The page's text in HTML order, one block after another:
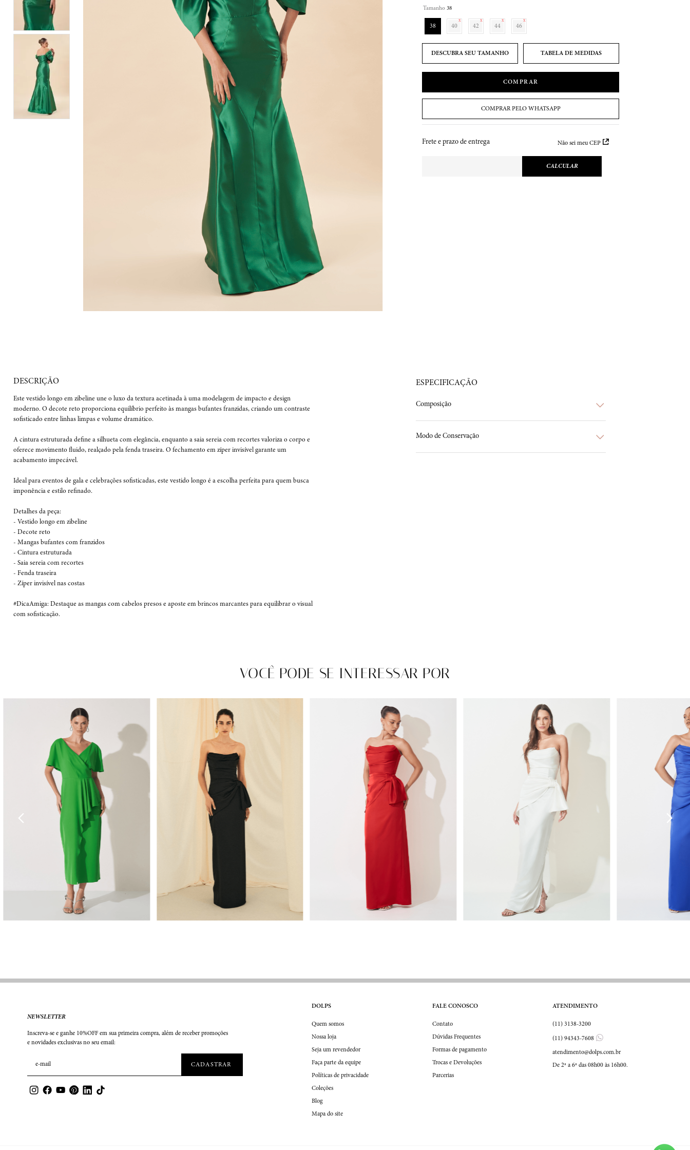
Tamanho 38
38 40 42 44 46
TABELA DE MEDIDAS
COMPRAR
COMPRAR PELO WHATSAPP
Frete e prazo de entrega Não sei meu CEP
Este vestido longo em zibeline une o luxo da textura acetinada à uma modelagem de impacto e design
moderno. O decote reto proporciona equilíbrio perfeito às mangas bufantes franzidas, criando um contraste
sofisticado entre linhas limpas e volume dramático.
A cintura estruturada define a silhueta com elegância, enquanto a saia sereia com recortes valoriza o corpo e
oferece movimento fluido, realçado pela fenda traseira. O fechamento em zíper invisível garante um
acabamento impecável.
Ideal para eventos de gala e celebrações sofisticadas, este vestido longo é a escolha perfeita para quem busca
imponência e estilo refinado.
Detalhes da peça:
- Vestido longo em zibeline
- Decote reto
- Mangas bufantes com franzidos
- Cintura estruturada
- Saia sereia com recortes
- Fenda traseira
- Zíper invisível nas costas
#DicaAmiga: Destaque as mangas com cabelos presos e aposte em brincos marcantes para equilibrar o visual
com sofisticação.
ESPECIFICAÇÃO
Composição
Modo de Conservação
VOCÊ PODE SE INTERESSAR POR
DOLPS
Quem somos
Nossa loja
Seja um revendedor
Faça parte da equipe
Políticas de privacidade
Coleções
Blog
Mapa do site
FALE CONOSCO
Contato
Dúvidas Frequentes
Formas de pagamento
Trocas e Devoluções
Parcerias
ATENDIMENTO
(11) 3138-3200
(11) 94343-7608
atendimento@dolps.com.br
De 2ª a 6ª das 08h00 às 16h00.
NEWSLETTER
Inscreva-se e ganhe 10%OFF em sua primeira compra, além de receber promoções
e novidades exclusivas no seu email: